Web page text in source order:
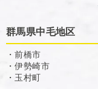
群馬県中毛地区
・前橋市
・伊勢崎市
・玉村町